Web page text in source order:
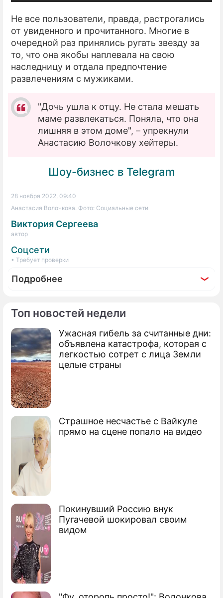
Топ новостей недели
Ужасная гибель за считанные дни:
объявлена катастрофа, которая с
легкостью сотрет с лица Земли
целые страны
Страшное несчастье с Вайкуле
прямо на сцене попало на видео
Покинувший Россию внук
Пугачевой шокировал своим
видом
Не все пользователи, правда, растрогались
от увиденного и прочитанного. Многие в
очередной раз принялись ругать звезду за
то, что она якобы наплевала на свою
наследницу и отдала предпочтение
развлечениям с мужиками.
"Дочь ушла к отцу. Не стала мешать
маме развлекаться. Поняла, что она
лишняя в этом доме", – упрекнули
Анастасию Волочкову хейтеры.
Шоу-бизнес в Telegram
28 ноября 2022, 09:40
Анастасия Волочкова. Фото: Социальные сети
Виктория Сергеева
автор
Соцсети
• Требует проверки
Подробнее
Фоторепортаж
Тодоренко родила под гипнозом,
Волочкова – с особой свечкой: у кого из
звезд были необычные роды